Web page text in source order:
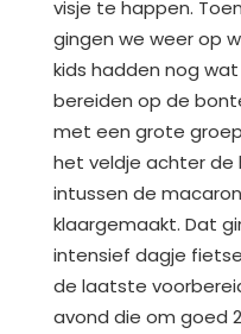
visje te happen.
gingen we weer op
kids hadden nog
bereiden op de
met een grote
het veldje achter de
intussen de
klaargemaakt. Dat
intensief dagje
de laatste
avond die om goed